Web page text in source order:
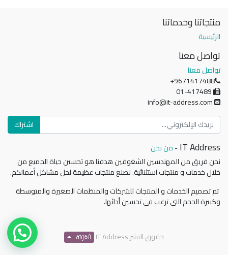
منتجاتنا وخدماتنا
الرئيسية
تواصل معنا
تواصل معنا
+9671417488
info@it-address.com
اشتراك
IT Address
-من نحن
نحن فريق من المهندسين الشغوفين هدفنا هو تحسين حياة الجميع من
خلال خدمات و منتجات استثنائية. نصنع منتجات عظيمة لحل مشاكل أعمالكم.
تم تصميم الخدمات و المنتجات للشركات والمنظمات الصغيرة والمتوسطة
وكبيرة الحجم التي ترغب في تحسين أدائها.
حقوق النشرIT Address الْعَرَبيّة